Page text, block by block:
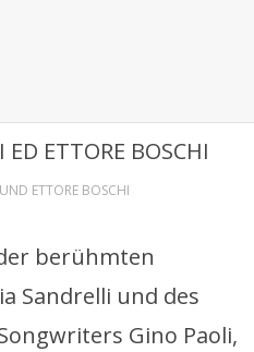
ETTORE BOSCHI
berühmten
Sandrelli und des
Gino Paoli,